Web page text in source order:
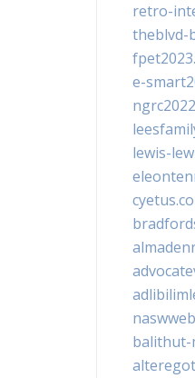
retro-
theblvd-
e-
lewis-
balithut-